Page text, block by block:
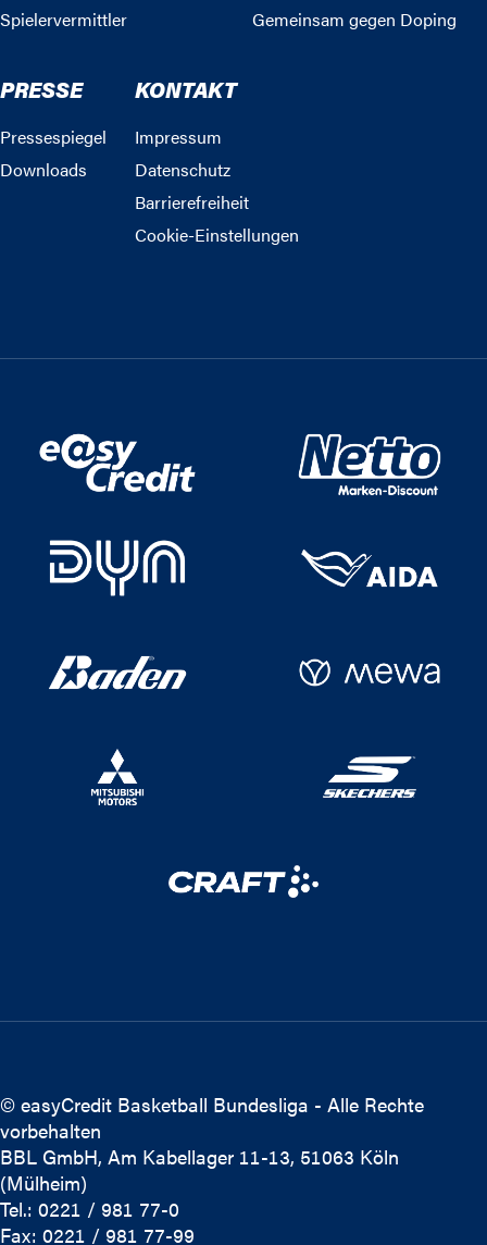
Spielervermittler
Gemeinsam gegen Doping
PRESSE
Pressespiegel
Downloads
KONTAKT
Impressum
Datenschutz
Barrierefreiheit
Cookie-Einstellungen
© easyCredit Basketball Bundesliga - Alle Rechte
vorbehalten
BBL GmbH, Am Kabellager 11-13, 51063 Köln
(Mülheim)
Tel.: 0221 / 981 77-0
Fax: 0221 / 981 77-99